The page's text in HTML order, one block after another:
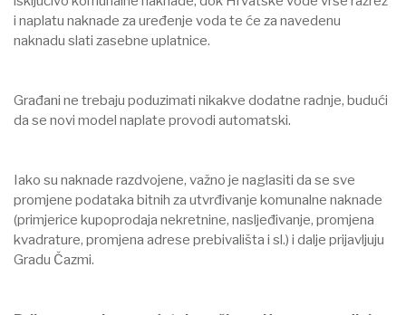
i naplatu naknade za uređenje voda te će za navedenu
naknadu slati zasebne uplatnice.
Građani ne trebaju poduzimati nikakve dodatne radnje, budući
da se novi model naplate provodi automatski.
Iako su naknade razdvojene, važno je naglasiti da se sve
promjene podataka bitnih za utvrđivanje komunalne naknade
(primjerice kupoprodaja nekretnine, nasljeđivanje, promjena
kvadrature, promjena adrese prebivališta i sl.) i dalje prijavljuju
Gradu Čazmi.